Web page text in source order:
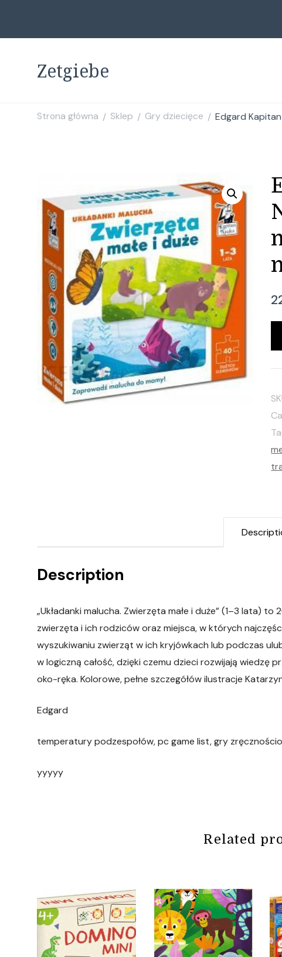
Zetgiebe
Strona główna / Sklep / Gry dziecięce / Edgard Kapitan
Description
„Układanki malucha. Zwierzęta małe i duże” (1–3 lata)
zwierzęta i ich rodziców oraz miejsca, w których
wyszukiwaniu zwierząt w ich kryjówkach lub podczas
w logiczną całość, dzięki czemu dzieci rozwijają wiedzę
oko-ręka. Kolorowe, pełne szczegółów ilustracje
Edgard
temperatury podzespołów, pc game list, gry
yyyyy
Related